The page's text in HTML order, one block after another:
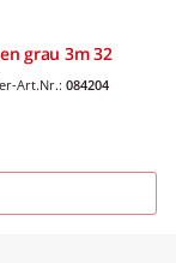
grau 3m 32
Art.Nr.: 084204